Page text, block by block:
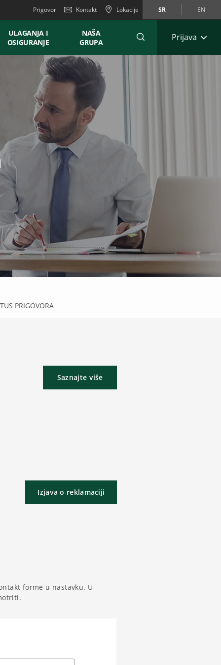
Prigovor Kontakt Lokacije SR EN
ULAGANJA I
OSIGURANJE
NAŠA
GRUPA
Prijava
PRIGOVORA
Saznajte više
Izjava o reklamaciji
forme u nastavku. U